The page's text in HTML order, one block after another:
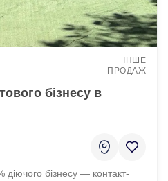
бізнесу в
бізнесу — контакт-
ІНШЕ
ПРОДАЖ